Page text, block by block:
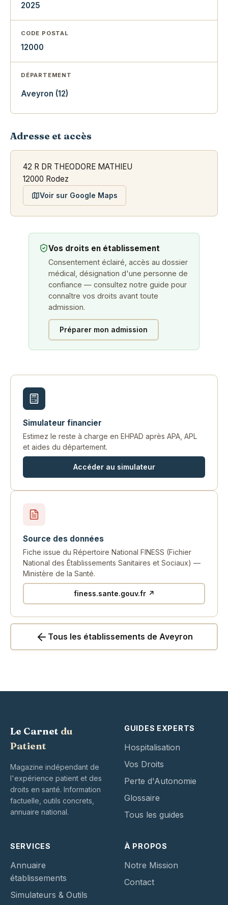
2025
CODE POSTAL
12000
DÉPARTEMENT
Aveyron (12)
Adresse et accès
42 R DR THEODORE MATHIEU
12000 Rodez
Voir sur Google Maps
Vos droits en établissement
Consentement éclairé, accès au dossier
médical, désignation d'une personne de
confiance — consultez notre guide pour
connaître vos droits avant toute
admission.
Préparer mon admission
Simulateur financier
Estimez le reste à charge en EHPAD après APA, APL
et aides du département.
Accéder au simulateur
Source des données
Fiche issue du Répertoire National FINESS (Fichier
National des Établissements Sanitaires et Sociaux) —
Ministère de la Santé.
finess.sante.gouv.fr ↗
Tous les établissements de Aveyron
Le Carnet du
Patient
Magazine indépendant de
l'expérience patient et des
droits en santé. Information
factuelle, outils concrets,
annuaire national.
GUIDES EXPERTS
Hospitalisation
Vos Droits
Perte d'Autonomie
Glossaire
Tous les guides
SERVICES
Annuaire
établissements
Simulateurs & Outils
À PROPOS
Notre Mission
Contact